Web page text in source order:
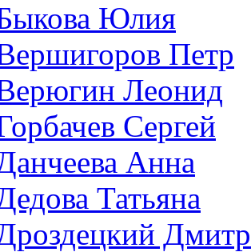
Юлия
Петр
Леонид
Сергей
Анна
Татьяна